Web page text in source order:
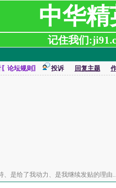
中华
记住我们
论坛规则〗 投诉 回复主题
、是给了我动力、是我继续发贴的理由